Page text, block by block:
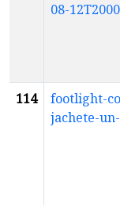
08-
114
footlight-
jachete-